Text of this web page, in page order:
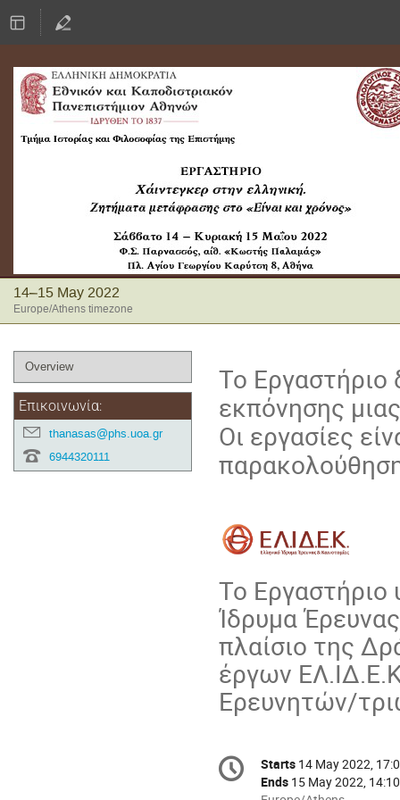
14–15 May 2022
Europe/Athens timezone
Event
menu
Overview
Επικοινωνία:
thanasas@phs.uoa.gr
6944320111
Το Εργαστήριο
εκπόνησης
Οι εργασίες
Το Εργαστήριο
Ίδρυμα
πλαίσιο της
έργων
Ερευνητών/
Conference
information
Date/Time
Starts 14 May 2022,
Ends 15 May 2022, 14:10